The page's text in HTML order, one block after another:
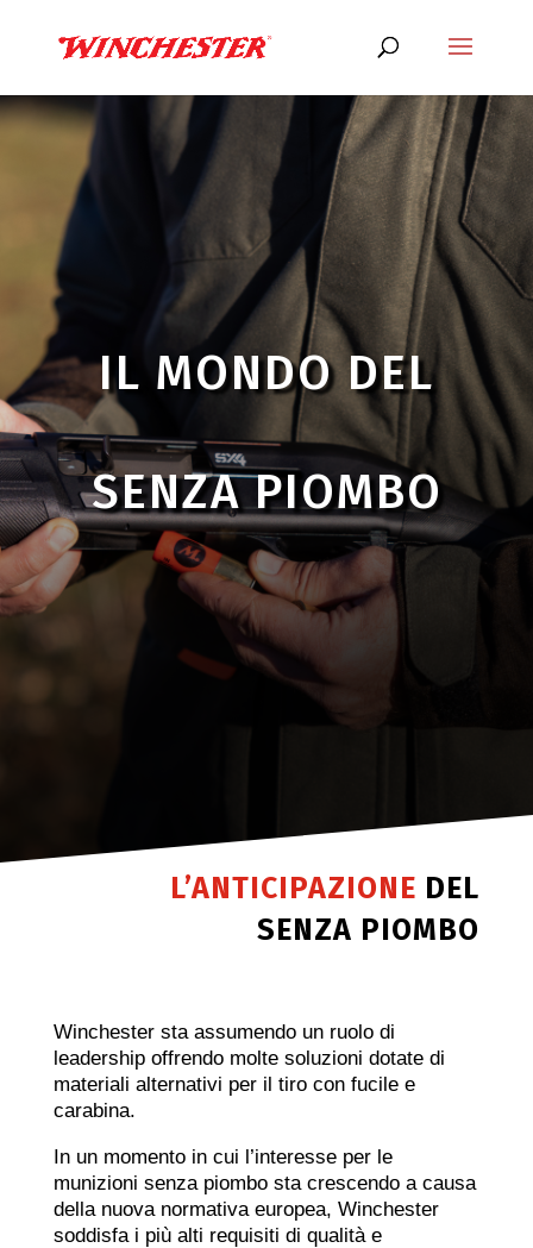
IL MONDO DEL
SENZA PIOMBO
L’ANTICIPAZIONE DEL
SENZA PIOMBO
Winchester sta assumendo un ruolo di
leadership offrendo molte soluzioni dotate di
materiali alternativi per il tiro con fucile e
carabina.
In un momento in cui l’interesse per le
munizioni senza piombo sta crescendo a causa
della nuova normativa europea, Winchester
soddisfa i più alti requisiti di qualità e